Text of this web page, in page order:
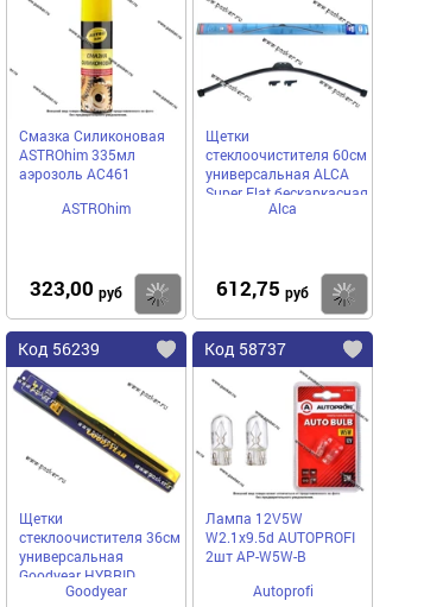
Смазка Силиконовая
ASTROhim 335мл
аэрозоль AC461
ASTROhim
323,00 руб Купить
Щетки
стеклоочистителя 60см
универсальная ALCA
Super Flat бескаркасная
Alca
612,75 руб
Код 56239
Щетки
стеклоочистителя 36см
универсальная
Goodyear HYBRID
гибриднаяGoodyear
Код 58737
Лампа 12V5W
W2.1х9.5d AUTOPROFI
2шт AP-W5W-B
Autoprofi